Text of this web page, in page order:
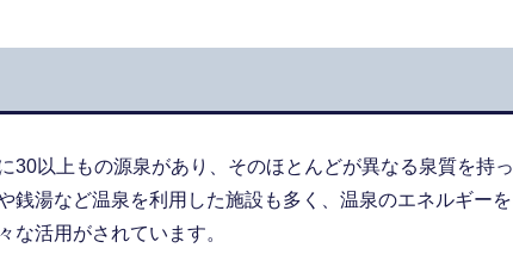
30以上もの源泉があり、そのほとんどが異なる泉質を持っ
銭湯など温泉を利用した施設も多く、温泉のエネルギーを
な活用がされています。